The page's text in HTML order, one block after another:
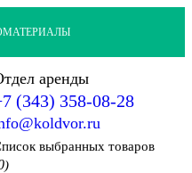
аренды
(343) 358-08-28
выбранных товаров
)